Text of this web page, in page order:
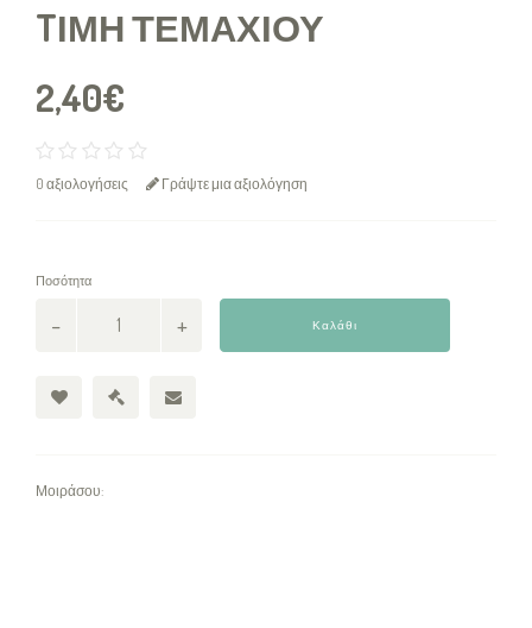
TΙΜΉ ΤΕΜΑΧΊΟΥ
2,40€
0 αξιολογήσεις Γράψτε μια αξιολόγηση
Ποσότητα
Καλάθι
Μοιράσου: